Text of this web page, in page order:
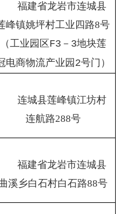
福建省龙岩市连城县
峰镇姚坪村工业四路8号
（工业园区F3 － 3地块莲
电商物流产业园 2号门）
连城县莲峰镇江坊村
连航路288号
福建省龙岩市连城县
溪乡白石村白石路88号